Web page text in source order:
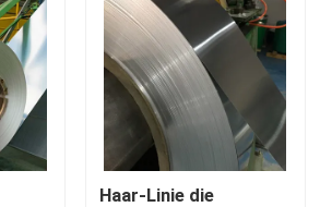
des Edelstahls
GelbfärbungHaar-Linie die